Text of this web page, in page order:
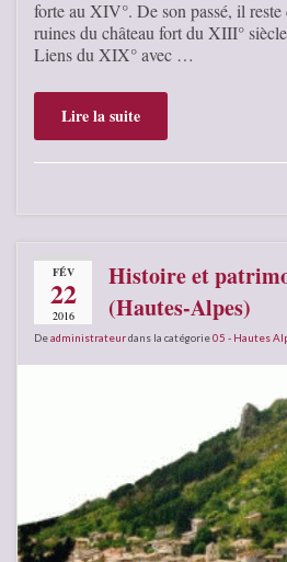
forte au XIV°. De son passé, il reste
ruines du château fort du XIII°
Liens du XIX° avec …
Lire la suite
FÉV
22
2016
Histoire et
(Hautes-Alpes)
Deadministrateurdans la catégorie05 - Hautes